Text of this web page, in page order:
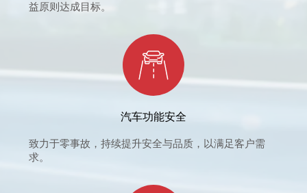
益原则达成目标。
汽车功能安全
致力于零事故，持续提升安全与品质，以满足客户需
求。